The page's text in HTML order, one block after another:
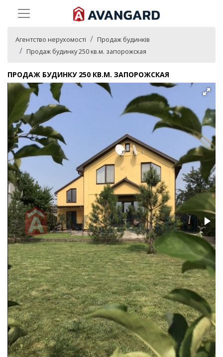
Агентство нерухомості
Продаж будинків
Продаж будинку 250 кв.м. запорожская
ПРОДАЖ БУДИНКУ 250 КВ.М. ЗАПОРОЖСКАЯ